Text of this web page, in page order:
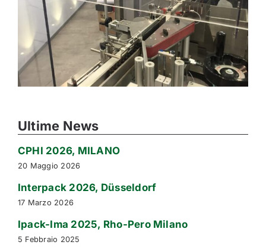
Ultime News
CPHI 2026, MILANO
20 Maggio 2026
Interpack 2026, Düsseldorf
17 Marzo 2026
Ipack-Ima 2025, Rho-Pero Milano
5 Febbraio 2025